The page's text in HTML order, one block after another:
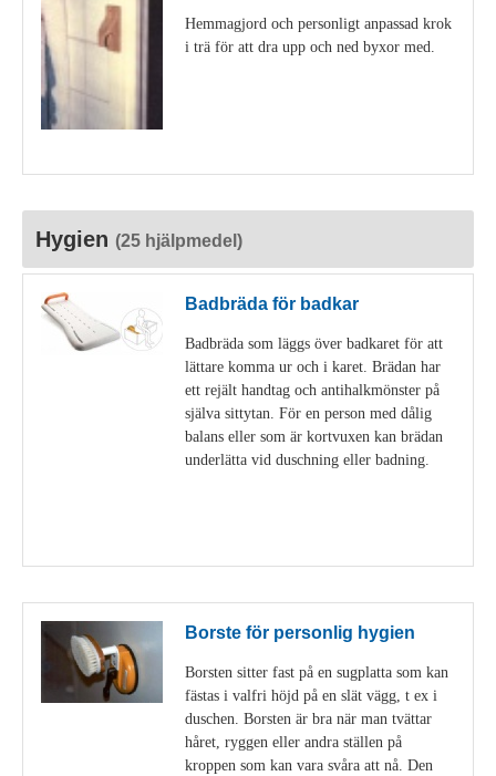
Hemmagjord och personligt anpassad krok
i trä för att dra upp och ned byxor med.
Hygien (25 hjälpmedel)
Badbräda för badkar
Badbräda som läggs över badkaret för att
lättare komma ur och i karet. Brädan har
ett rejält handtag och antihalkmönster på
själva sittytan. För en person med dålig
balans eller som är kortvuxen kan brädan
underlätta vid duschning eller badning.
Borste för personlig hygien
Borsten sitter fast på en sugplatta som kan
fästas i valfri höjd på en slät vägg, t ex i
duschen. Borsten är bra när man tvättar
håret, ryggen eller andra ställen på
kroppen som kan vara svåra att nå. Den